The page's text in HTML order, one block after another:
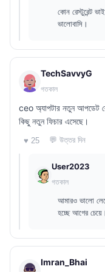
কোন রেস্টুরেন্ট
ভালোবাসি।
TechSavvyG
গতকাল
ceo অ্যাপটার নতুন আপডেট
কিছু নতুন ফিচার এসেছে।
♥ 25 💬 উত্তর দিন
User2023
গতকাল
আমারও ভালো
হচ্ছে আগের চেয়ে।
Imran_Bhai